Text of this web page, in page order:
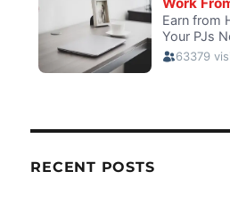
RECENT POSTS